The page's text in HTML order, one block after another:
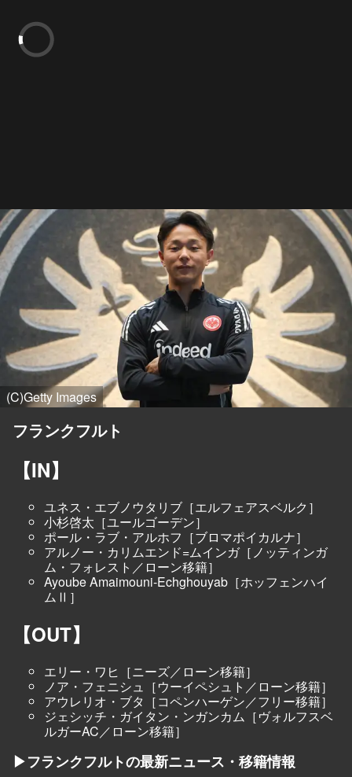
(C)Getty Images
フランクフルト
【IN】
ユネス・エブノウタリブ［エルフェアスベルク］
小杉啓太［ユールゴーデン］
ポール・ラブ・アルホフ［ブロマポイカルナ］
アルノー・カリムエンド=ムインガ［ノッティンガ
ム・フォレスト／ローン移籍］
Ayoube Amaimouni-Echghouyab［ホッフェンハイ
ムⅡ］
【OUT】
エリー・ワヒ［ニーズ／ローン移籍］
ノア・フェニシュ［ウーイペシュト／ローン移籍］
アウレリオ・ブタ［コペンハーゲン／フリー移籍］
ジェシッチ・ガイタン・ンガンカム［ヴォルフスベ
ルガーAC／ローン移籍］
▶フランクフルトの最新ニュース・移籍情報